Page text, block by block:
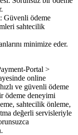
Güvenli ödeme
sahtecilik
minimize eder.
Portal >
online
ve güvenli ödeme
ödeme deneyimi
sahtecilik önleme,
değerli servisleriyle